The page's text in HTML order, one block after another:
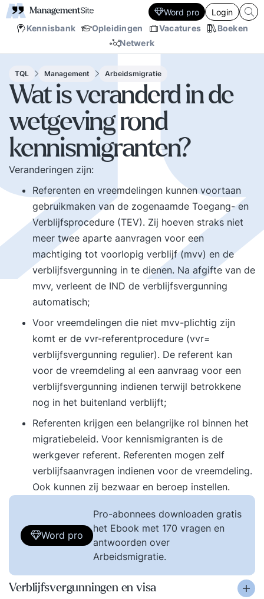
Kennisbank Opleidingen Vacatures
Boeken
Netwerk
Word pro Login
TQL Management Arbeidsmigratie
Wat is veranderd in de
wetgeving rond
kennismigranten?
Veranderingen zijn:
Referenten en vreemdelingen kunnen voortaan
gebruikmaken van de zogenaamde Toegang- en
Verblijfsprocedure (TEV). Zij hoeven straks niet
meer twee aparte aanvragen voor een
machtiging tot voorlopig verblijf (mvv) en de
verblijfsvergunning in te dienen. Na afgifte van de
mvv, verleent de IND de verblijfsvergunning
automatisch;
Voor vreemdelingen die niet mvv-plichtig zijn
komt er de vvr-referentprocedure (vvr=
verblijfsvergunning regulier). De referent kan
voor de vreemdeling al een aanvraag voor een
verblijfsvergunning indienen terwijl betrokkene
nog in het buitenland verblijft;
Referenten krijgen een belangrijke rol binnen het
migratiebeleid. Voor kennismigranten is de
werkgever referent. Referenten mogen zelf
verblijfsaanvragen indienen voor de vreemdeling.
Ook kunnen zij bezwaar en beroep instellen.
Word pro
Pro-abonnees downloaden gratis
het Ebook met 170 vragen en
antwoorden over
Arbeidsmigratie.
Verblijfsvergunningen en visa